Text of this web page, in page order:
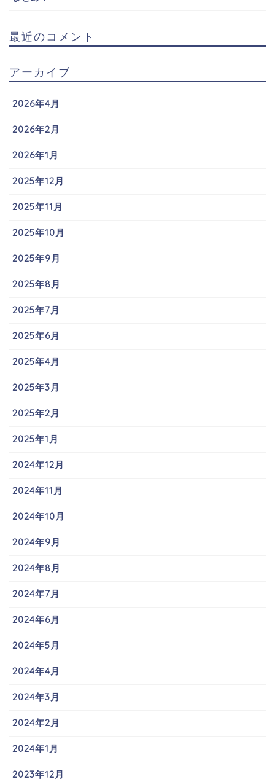
最近のコメント
アーカイブ
2026年4月
2026年2月
2026年1月
2025年12月
2025年11月
2025年10月
2025年9月
2025年8月
2025年7月
2025年6月
2025年4月
2025年3月
2025年2月
2025年1月
2024年12月
2024年11月
2024年10月
2024年9月
2024年8月
2024年7月
2024年6月
2024年5月
2024年4月
2024年3月
2024年2月
2024年1月
2023年12月